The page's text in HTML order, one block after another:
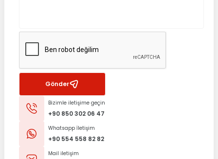
Gönder
Bizimle iletişime geçin
+90 850 302 06 47
Whatsapp İletişim
+90 554 558 82 82
Mail iletişim